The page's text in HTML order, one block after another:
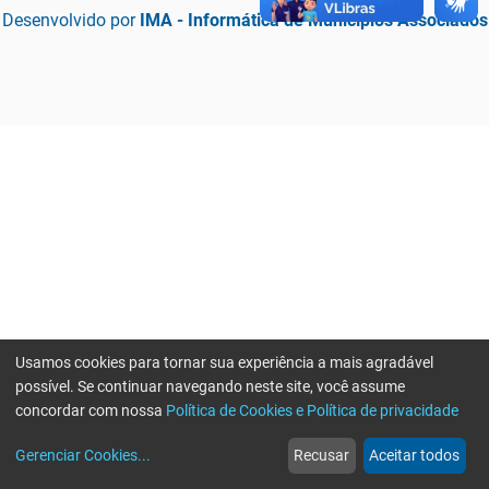
Desenvolvido por IMA - Informática de Municípios Associados
web
Notícias
more_horiz
Mais
Usamos cookies para tornar sua experiência a mais agradável
possível. Se continuar navegando neste site, você assume
concordar com nossa Política de Cookies e Política de privacidade
Gerenciar Cookies... Recusar Aceitar todos
Erro ao enviar informações, por favor tente novamente